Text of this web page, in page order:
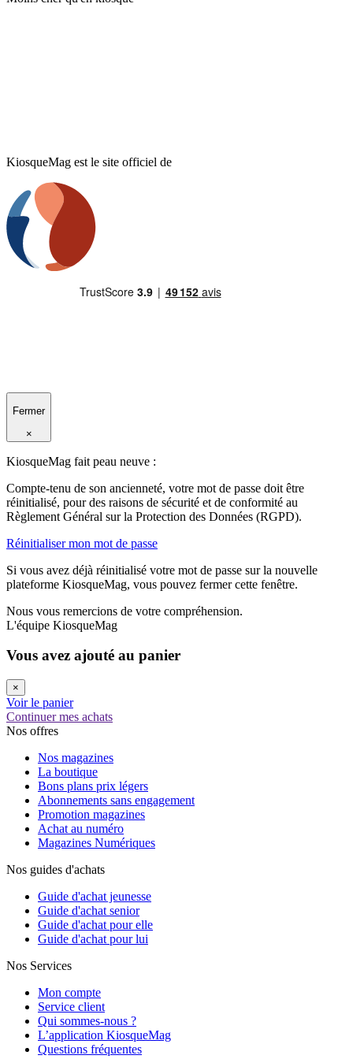
KiosqueMag est le site officiel de
Fermer
×
KiosqueMag fait peau neuve :
Compte-tenu de son ancienneté, votre mot de passe doit être
réinitialisé, pour des raisons de sécurité et de conformité au
Règlement Général sur la Protection des Données (RGPD).
Réinitialiser mon mot de passe
Si vous avez déjà réinitialisé votre mot de passe sur la nouvelle
plateforme KiosqueMag, vous pouvez fermer cette fenêtre.
Nous vous remercions de votre compréhension.
L'équipe KiosqueMag
Vous avez ajouté au panier
×
Voir le panier
Continuer mes achats
Nos offres
Nos magazines
La boutique
Bons plans prix légers
Abonnements sans engagement
Promotion magazines
Achat au numéro
Magazines Numériques
Nos guides d'achats
Guide d'achat jeunesse
Guide d'achat senior
Guide d'achat pour elle
Guide d'achat pour lui
Nos Services
Mon compte
Service client
Qui sommes-nous ?
L’application KiosqueMag
Questions fréquentes